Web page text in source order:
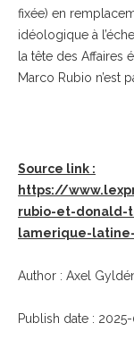
fixée) en
idéologique à
la tête des Affaires
Marco Rubio n’est
Source link :
https://
rubio-et-donald-
lamerique-latine-
Author : Axel
Publish date :